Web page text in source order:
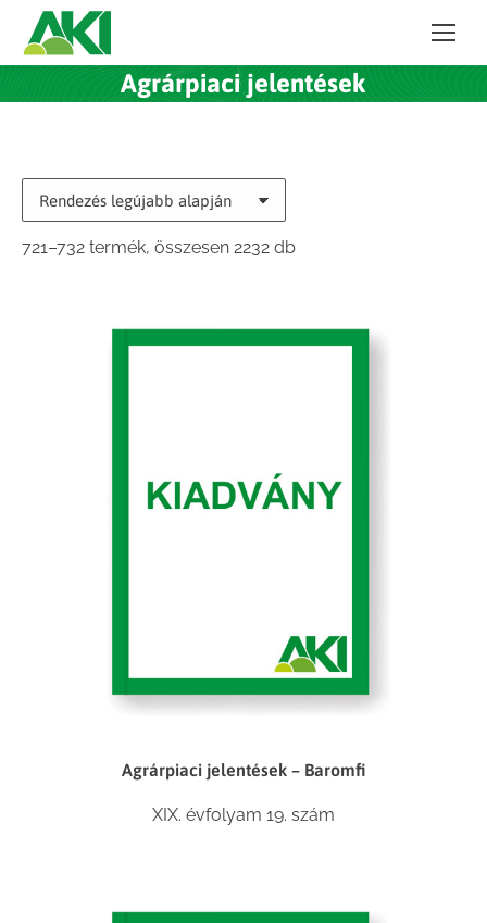
Agrárpiaci jelentések
721–732 termék, összesen 2232 dbSorted
Agrárpiaci jelentések – Baromfi
XIX. évfolyam 19. szám